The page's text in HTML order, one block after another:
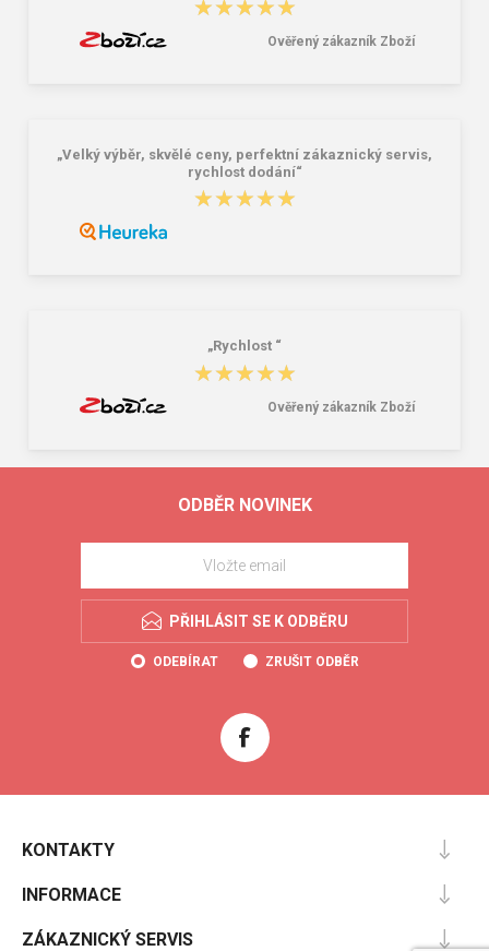
★★★★★
★★★★★
Ověřený zákazník Zboží
„Velký výběr, skvělé ceny, perfektní zákaznický servis,
rychlost dodání“
★★★★★
★★★★★
„Rychlost “
★★★★★
★★★★★
Ověřený zákazník Zboží
ODBĚR NOVINEK
PŘIHLÁSIT SE K ODBĚRU
ODEBÍRAT ZRUŠIT ODBĚR
KONTAKTY
INFORMACE
ZÁKAZNICKÝ SERVIS